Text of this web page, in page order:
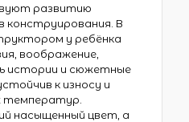
развитию
конструирования. В
у ребёнка
воображение,
истории и сюжетные
к износу и
температур.
насыщенный цвет, а